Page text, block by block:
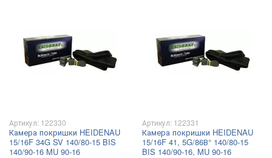
Артикул: 122330
Камера покришки HEIDENAU
15/16F 34G SV 140/80-15 BIS
140/90-16 MU 90-16
Артикул: 122331
Камера покришки HEIDENAU
15/16F 41, 5G/86В° 140/80-15
BIS 140/90-16, MU 90-16